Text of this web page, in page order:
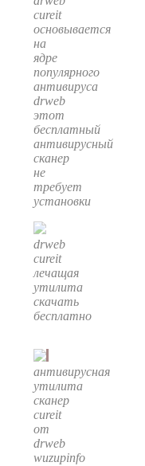
cureit
основывается
на
ядре
популярного
антивируса
drweb
этот
бесплатный
антивирусный
сканер
не
требует
установки
drweb
cureit
лечащая
утилита
скачать
бесплатно
антивирусная
утилита
сканер
cureit
от
drweb
wuzupinfo